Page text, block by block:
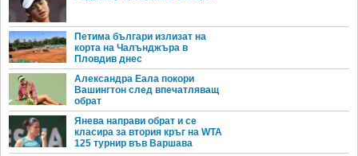
Петима българи излизат на
корта на Чалънджъра в
Пловдив днес
Александра Еала покори
Вашингтон след впечатляващ
обрат
Янева направи обрат и се
класира за втория кръг на WTA
125 турнир във Варшава